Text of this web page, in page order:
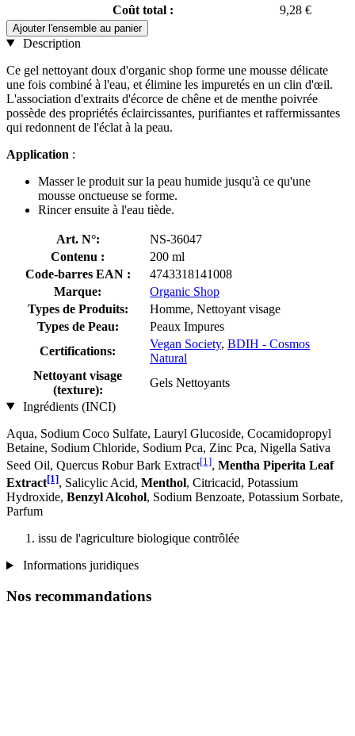
Coût total :
9,28 €
Ajouter l'ensemble au panier
Description
Ce gel nettoyant doux d'organic shop forme une mousse délicate
une fois combiné à l'eau, et élimine les impuretés en un clin d'œil.
L'association d'extraits d'écorce de chêne et de menthe poivrée
possède des propriétés éclaircissantes, purifiantes et raffermissantes
qui redonnent de l'éclat à la peau.
Application :
Masser le produit sur la peau humide jusqu'à ce qu'une
mousse onctueuse se forme.
Rincer ensuite à l'eau tiède.
Art. N°:
NS-36047
Contenu :
200 ml
Code-barres EAN :
4743318141008
Marque:
Organic Shop
Types de Produits:
Homme, Nettoyant visage
Types de Peau:
Peaux Impures
Certifications:
Vegan Society, BDIH - Cosmos
Natural
Nettoyant visage
(texture):
Gels Nettoyants
Ingrédients (INCI)
Aqua, Sodium Coco­ Sulfate, Lauryl Glucoside, Cocamidopropyl
Betaine, Sodium Chloride, Sodium Pca, Zinc Pca, Nigella Sativa
Seed Oil, Quercus Robur Bark Extract[1], Mentha Piperita Leaf
Extract[1], Salicylic Acid, Menthol, Citricacid, Potassium
Hydroxide, Benzyl Alcohol, Sodium Benzoate, Potassium Sorbate,
Parfum
issu de l'agriculture biologique contrôlée
Informations juridiques
Nos recommandations